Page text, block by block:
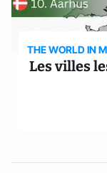
THE WORLD IN
Les villes